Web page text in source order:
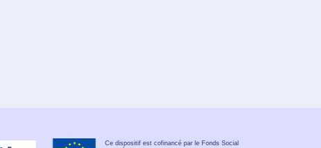
Ce dispositif est cofinancé par le Fonds Social